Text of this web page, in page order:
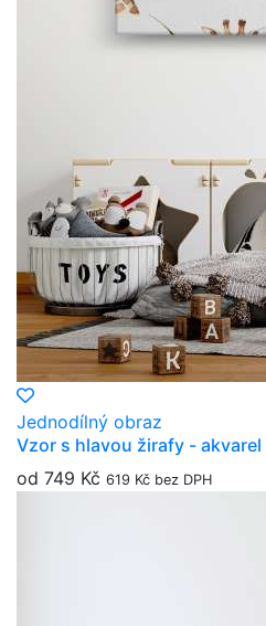
Jednodílný obraz
Vzor s hlavou žirafy - akvarel
od 749 Kč 619 Kč bez DPH